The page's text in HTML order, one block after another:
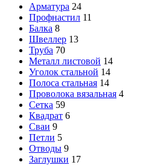
Арматура 24
Профнастил 11
Балка 8
Швеллер 13
Труба 70
Металл листовой 14
Уголок стальной 14
Полоса стальная 14
Проволока вязальная 4
Сетка 59
Квадрат 6
Сваи 9
Петли 5
Отводы 9
Заглушки 17